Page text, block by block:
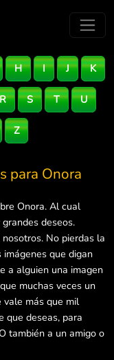
H I J K
R S T U
Z
para Onora
Onora. Al cual
deseos.
No pierdas la
que digan
a alguien una imagen
muchas veces un
más que mil
que deseas, para
también a un amigo o